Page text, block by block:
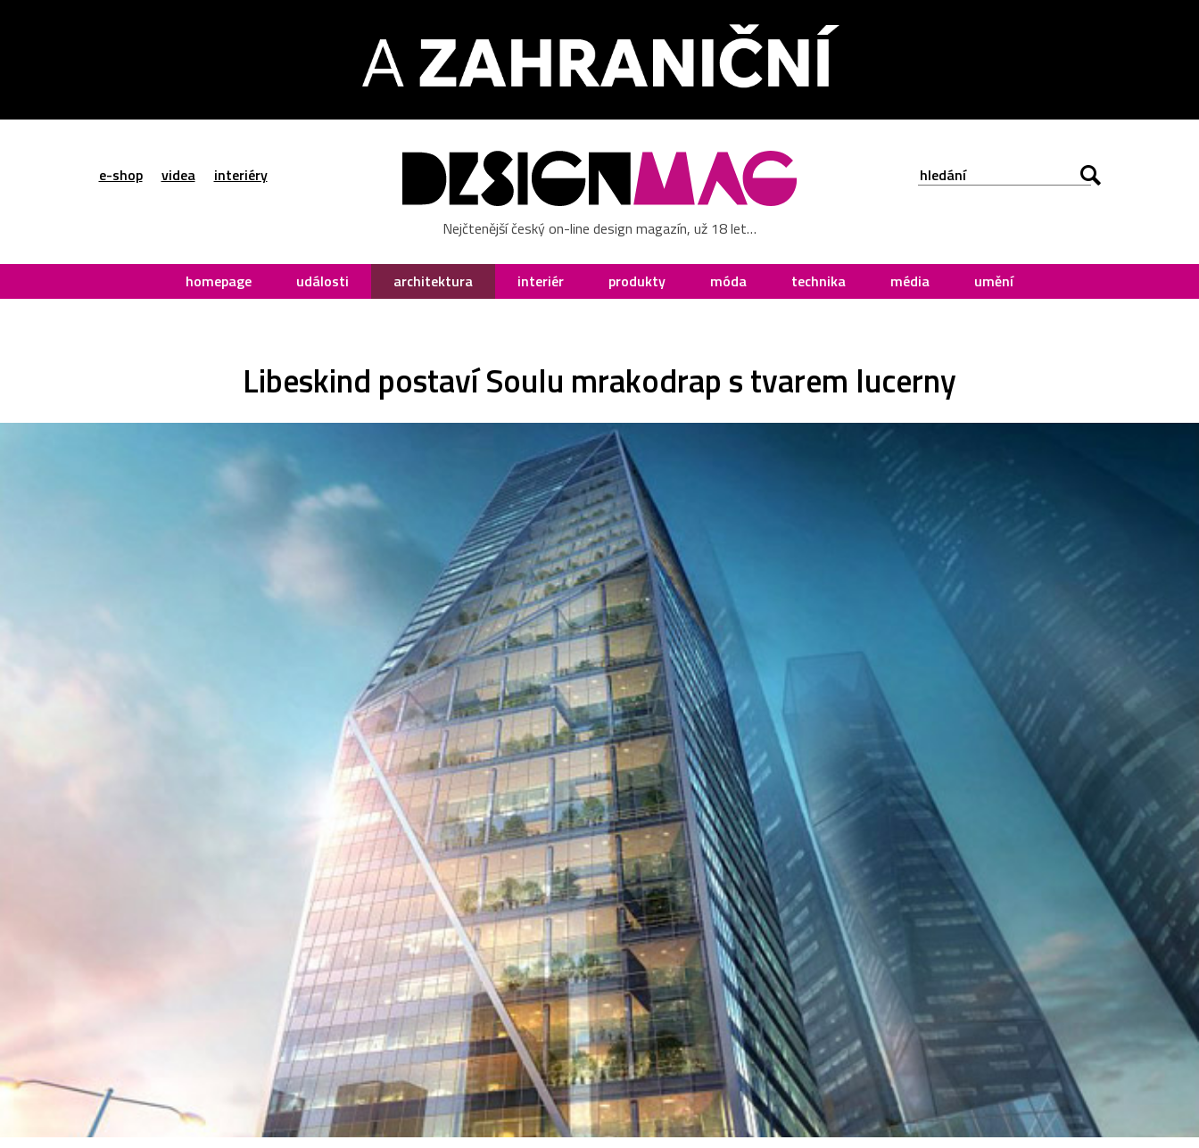
e-shop videa interiéry
Nejčtenější český on-line design magazín, už 18 let…
homepage události architektura interiér produkty móda technika média umění
Libeskind postaví Soulu mrakodrap s tvarem lucerny